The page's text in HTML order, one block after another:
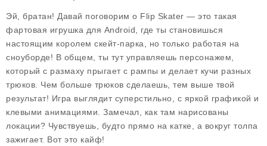
Эй, братан! Давай поговорим о Flip Skater — это такая
фартовая игрушка для Android, где ты становишься
настоящим королем скейт-парка, но только работая на
сноуборде! В общем, ты тут управляешь персонажем,
который с размаху прыгает с рампы и делает кучи разных
трюков. Чем больше трюков сделаешь, тем выше твой
результат! Игра выглядит суперстильно, с яркой графикой и
клевыми анимациями. Замечал, как там нарисованы
локации? Чувствуешь, будто прямо на катке, а вокруг толпа
зажигает. Вот это кайф!